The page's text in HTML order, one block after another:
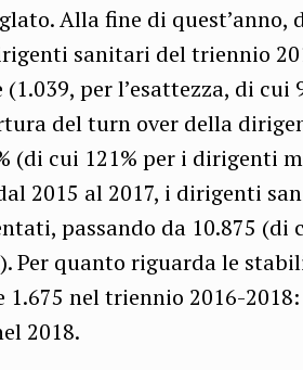
Alla fine di quest’anno,
sanitari del triennio
per l’esattezza, di cui
del turn over della
(di cui 121% per i dirigenti
2015 al 2017, i dirigenti
passando da 10.875 (di
Per quanto riguarda le
nel triennio 2016-
2018.